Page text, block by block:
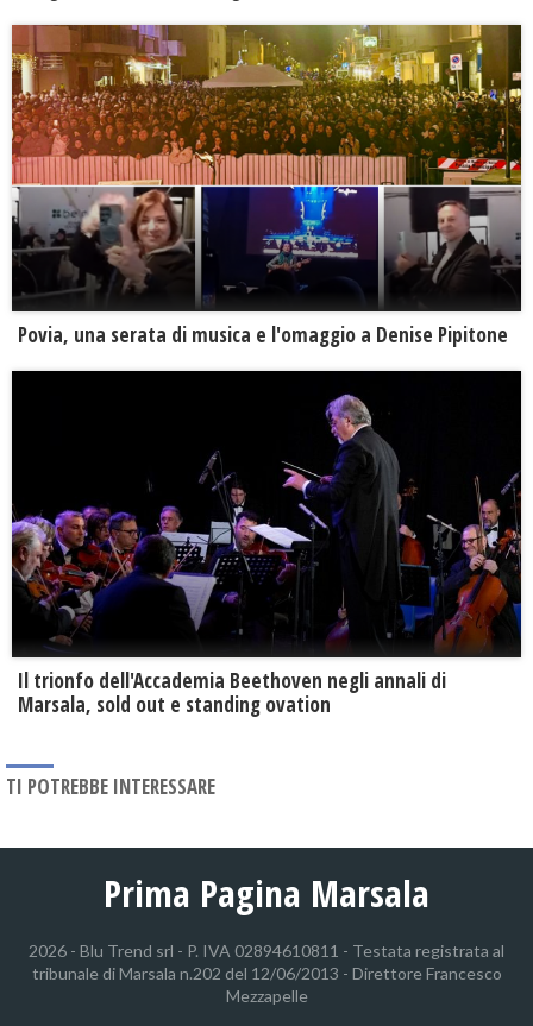
Povia, una serata di musica e l'omaggio a Denise Pipitone
Il trionfo dell'Accademia Beethoven negli annali di
Marsala, sold out e standing ovation
TI POTREBBE INTERESSARE
Prima Pagina Marsala
2026 - Blu Trend srl - P. IVA 02894610811 - Testata registrata al
tribunale di Marsala n.202 del 12/06/2013 - Direttore Francesco
Mezzapelle